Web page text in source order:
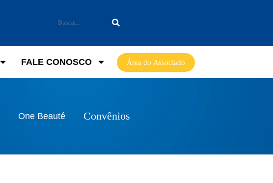
FALE CONOSCO Área do Associado
One Beauté Convênios